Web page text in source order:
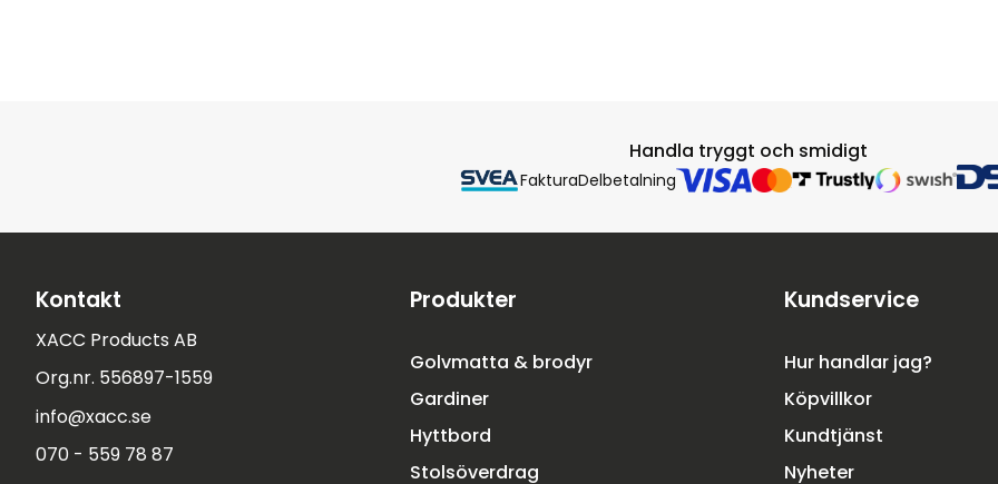
Handla tryggt och smidigt
FakturaDelbetalning
Kontakt
XACC Products AB
Org.nr. 556897-1559
info@xacc.se
070 - 559 78 87
Produkter
Golvmatta & brodyr
Gardiner
Hyttbord
Stolsöverdrag
Kundservice
Hur handlar jag?
Köpvillkor
Kundtjänst
Nyheter